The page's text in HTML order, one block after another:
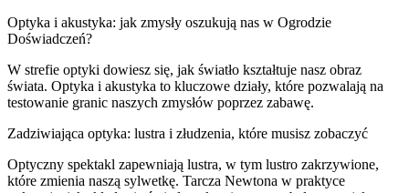
Optyka i akustyka: jak zmysły oszukują nas w Ogrodzie
Doświadczeń?
W strefie optyki dowiesz się, jak światło kształtuje nasz obraz
świata. Optyka i akustyka to kluczowe działy, które pozwalają na
testowanie granic naszych zmysłów poprzez zabawę.
Zadziwiająca optyka: lustra i złudzenia, które musisz zobaczyć
Optyczny spektakl zapewniają lustra, w tym lustro zakrzywione,
które zmienia naszą sylwetkę. Tarcza Newtona w praktyce